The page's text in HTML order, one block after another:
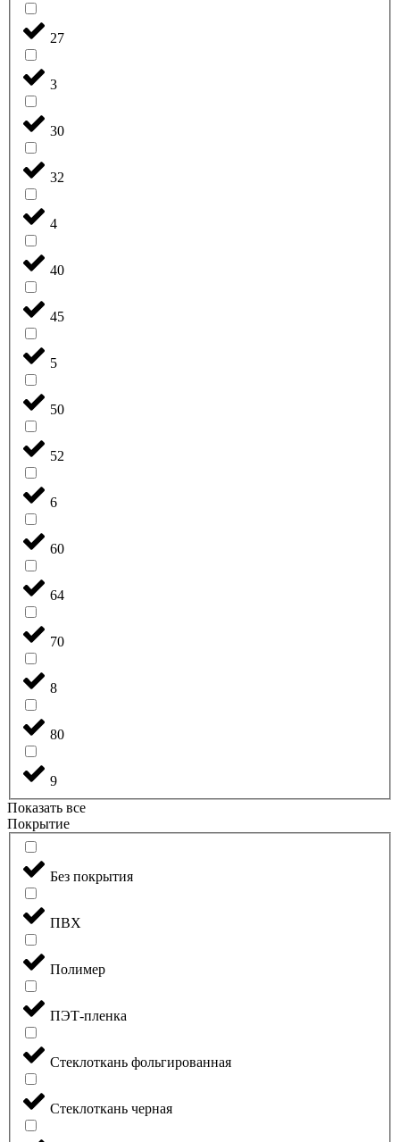
27
3
30
32
4
40
45
5
50
52
6
60
64
70
8
80
9
Показать все
Покрытие
Без покрытия
ПВХ
Полимер
ПЭТ-пленка
Стеклоткань фольгированная
Стеклоткань черная